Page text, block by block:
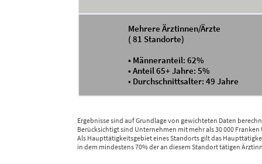
Ergebnisse sind auf Grundlage von gewichteten Daten
Berücksichtigt sind Unternehmen mit mehr als 30 000
Als Haupttätigkeitsgebiet eines Standorts gilt das
in dem mindestens 70% der an diesem Standort tätigen
Mehrere Ärztinnen/Ärzte
( 81 Standorte)
• Männeranteil: 62%
• Anteil 65+ Jahre: 5%
• Durchschnittsalter: 49 Jahre